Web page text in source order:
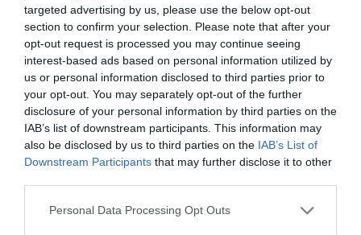
targeted advertising by us, please use the below opt-out
section to confirm your selection. Please note that after your
opt-out request is processed you may continue seeing
interest-based ads based on personal information utilized by
us or personal information disclosed to third parties prior to
your opt-out. You may separately opt-out of the further
disclosure of your personal information by third parties on the
IAB’s list of downstream participants. This information may
also be disclosed by us to third parties on the IAB’s List of
Downstream Participants that may further disclose it to other
Please note that this website/app uses one or more Google
Personal Data Processing Opt Outs
December 25-én drum’n’bass party, 26-án
klasszikus diszkóhangulat, 27-én pedig
Margaret Island-koncert várja az érdeklődőket
az Urániában. Ezt követi az egri zenekarok
első „felvonása”: a The Riders, a Superego3, a
Back to Floyd és a Superstation lépnek az
Uránia színpadára 28-án, pénteken, majd a
világlátott Ethnofil mutatja be új lemezét, a The
Edge-et 29-én. Vasárnap az Előszív Eszter